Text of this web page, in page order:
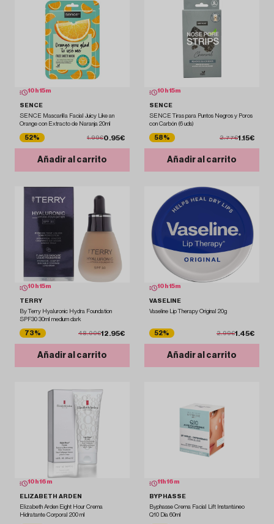
10 h15m
SENCE
SENCE Mascarilla Facial Juicy Like an
Orange con Extracto de Naranja 20ml
52% 1.99€0.95€
Añadir al carrito
10 h15m
SENCE
SENCE Tiras para Puntos Negros y Poros
con Carbón (6 uds)
58% 2.77€1.15€
Añadir al carrito
10 h15m
TERRY
By Terry Hyaluronic Hydra Foundation
SPF30 30ml medium dark
73% 48.00€12.95€
Añadir al carrito
10 h15m
VASELINE
Vaseline Lip Therapy Original 20g
52% 2.99€1.45€
Añadir al carrito
10 h16 m
ELIZABETH ARDEN
Elizabeth Arden Eight Hour Crema
Hidratante Corporal 200 ml
11 h16 m
BYPHASSE
Byphasse Crema Facial Lift Instantáneo
Q10 Día 60ml